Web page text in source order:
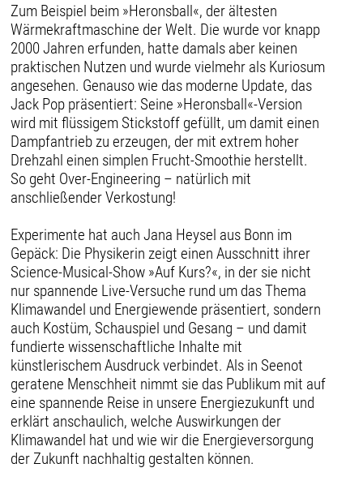
Zum Beispiel beim »Heronsball«, der ältesten
Wärmekraftmaschine der Welt. Die wurde vor knapp
2000 Jahren erfunden, hatte damals aber keinen
praktischen Nutzen und wurde vielmehr als Kuriosum
angesehen. Genauso wie das moderne Update, das
Jack Pop präsentiert: Seine »Heronsball«-Version
wird mit flüssigem Stickstoff gefüllt, um damit einen
Dampfantrieb zu erzeugen, der mit extrem hoher
Drehzahl einen simplen Frucht-Smoothie herstellt.
So geht Over-Engineering – natürlich mit
anschließender Verkostung!
Experimente hat auch Jana Heysel aus Bonn im
Gepäck: Die Physikerin zeigt einen Ausschnitt ihrer
Science-Musical-Show »Auf Kurs?«, in der sie nicht
nur spannende Live-Versuche rund um das Thema
Klimawandel und Energiewende präsentiert, sondern
auch Kostüm, Schauspiel und Gesang – und damit
fundierte wissenschaftliche Inhalte mit
künstlerischem Ausdruck verbindet. Als in Seenot
geratene Menschheit nimmt sie das Publikum mit auf
eine spannende Reise in unsere Energiezukunft und
erklärt anschaulich, welche Auswirkungen der
Klimawandel hat und wie wir die Energieversorgung
der Zukunft nachhaltig gestalten können.